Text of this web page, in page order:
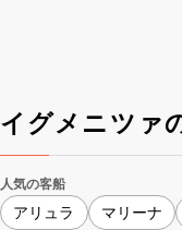
イグメニツァ
人気の客船
アリュラ マリーナ